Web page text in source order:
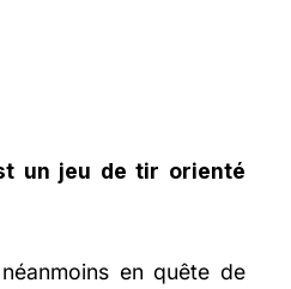
un jeu de tir orienté
en quête de